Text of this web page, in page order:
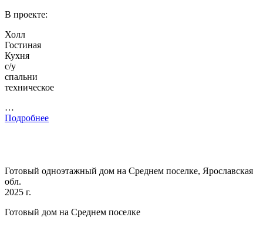
В проекте:
Холл
Гостиная
Кухня
с/у
спальни
техническое
…
Подробнее
Готовый одноэтажный дом на Среднем поселке, Ярославская
обл.
2025 г.
Готовый дом на Среднем поселке